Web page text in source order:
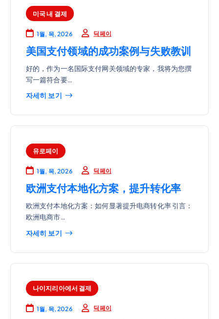
미국 내 결제
1월, 목, 2026 딕페이
美国支付领域的成功案例与失败教训
好的，作为一名国际支付网关领域的专家，我将为您撰
写一篇符合要…
자세히 보기
유로페이
1월, 목, 2026 딕페이
欧洲支付本地化方案，提升转化率
欧洲支付本地化方案：如何显著提升电商转化率 引言：
欧洲电商市…
자세히 보기
나이지리아에서 결제
1월, 목, 2026 딕페이